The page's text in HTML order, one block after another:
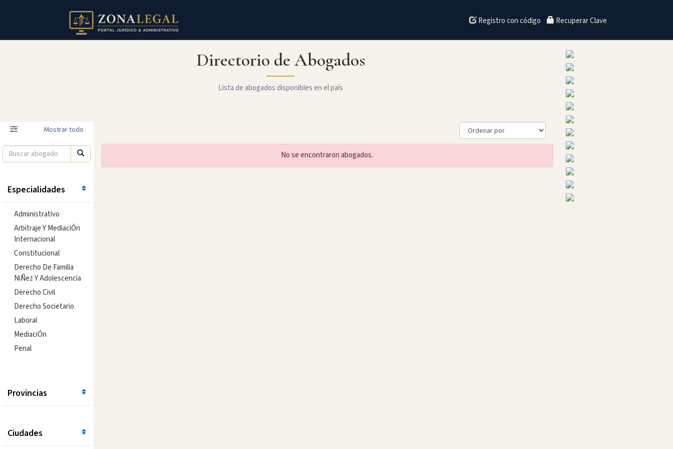
Registro con código Recuperar Clave
Directorio de Abogados
Lista de abogados disponibles en el país
Filtro Mostrar todo
Especialidades
Administrativo
Arbitraje Y MediaciÓn
Internacional
Constitucional
Derecho De Familia
NiÑez Y Adolescencia
Derecho Civil
Derecho Societario
Laboral
MediaciÓn
Penal
Provincias
Ciudades
No se encontraron abogados.